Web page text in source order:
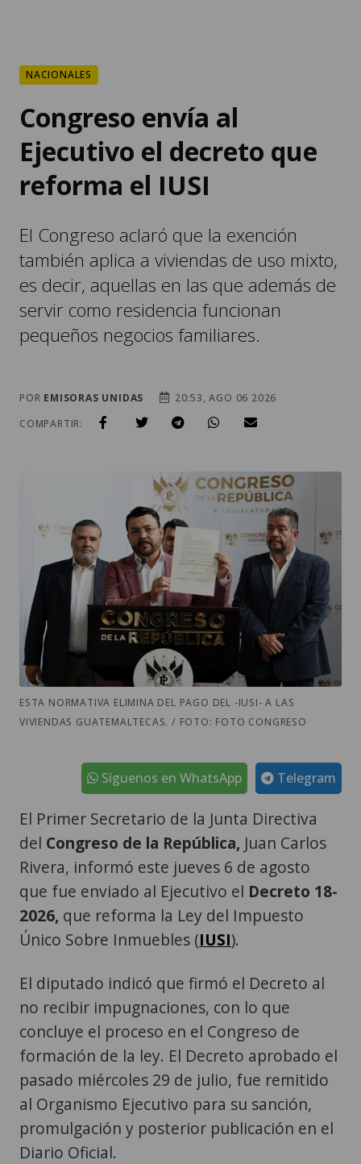
NACIONALES
Congreso envía al
Ejecutivo el decreto que
reforma el IUSI
El Congreso aclaró que la exención
también aplica a viviendas de uso mixto,
es decir, aquellas en las que además de
servir como residencia funcionan
pequeños negocios familiares.
POR EMISORAS UNIDAS
20:53, AGO 06 2026
COMPARTIR:
ESTA NORMATIVA ELIMINA DEL PAGO DEL -IUSI- A LAS
VIVIENDAS GUATEMALTECAS. / FOTO: FOTO CONGRESO
Telegram
Síguenos en WhatsApp
El Primer Secretario de la Junta Directiva
del Congreso de la República, Juan Carlos
Rivera, informó este jueves 6 de agosto
que fue enviado al Ejecutivo el Decreto 18-
2026, que reforma la Ley del Impuesto
Único Sobre Inmuebles (IUSI).
El diputado indicó que firmó el Decreto al
no recibir impugnaciones, con lo que
concluye el proceso en el Congreso de
formación de la ley. El Decreto aprobado el
pasado miércoles 29 de julio, fue remitido
al Organismo Ejecutivo para su sanción,
promulgación y posterior publicación en el
Diario Oficial.